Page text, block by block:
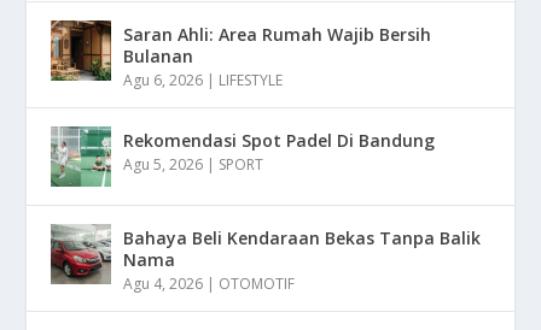
Saran Ahli: Area Rumah Wajib Bersih
Bulanan
Agu 6, 2026 | LIFESTYLE
Rekomendasi Spot Padel Di Bandung
Agu 5, 2026 | SPORT
Bahaya Beli Kendaraan Bekas Tanpa Balik
Nama
Agu 4, 2026 | OTOMOTIF